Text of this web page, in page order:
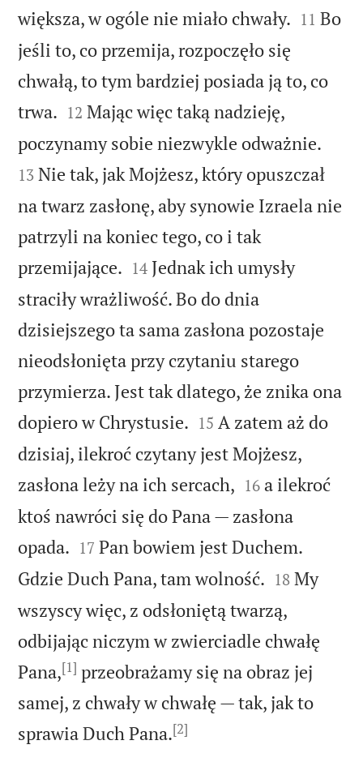
większa, w ogóle nie miało chwały. 

11 Bo
jeśli to, co przemija, rozpoczęło się
chwałą, to tym bardziej posiada ją to, co
trwa. 

12 Mając więc taką nadzieję,
poczynamy sobie niezwykle odważnie.
13 Nie tak, jak Mojżesz, który opuszczał
na twarz zasłonę, aby synowie Izraela nie
patrzyli na koniec tego, co i tak
przemijające. 

14 Jednak ich umysły
straciły wrażliwość. Bo do dnia
dzisiejszego ta sama zasłona pozostaje
nieodsłonięta przy czytaniu starego
przymierza. Jest tak dlatego, że znika ona
dopiero w Chrystusie. 

15 A zatem aż do
dzisiaj, ilekroć czytany jest Mojżesz,
zasłona leży na ich sercach, 

16 a ilekroć
ktoś nawróci się do Pana — zasłona
opada. 

17 Pan bowiem jest Duchem.
Gdzie Duch Pana, tam wolność. 

18 My
wszyscy więc, z odsłoniętą twarzą,
odbijając niczym w zwierciadle chwałę
Pana,[1] przeobrażamy się na obraz jej
samej, z chwały w chwałę — tak, jak to
sprawia Duch Pana.[2]